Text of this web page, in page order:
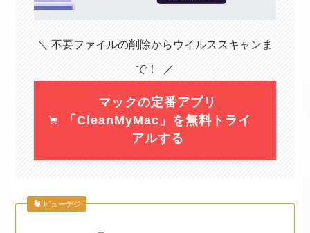
＼ 不要ファイルの削除からウイルススキャンま
で！ ／
マックの定番アプリ
「CleanMyMac」を無料トライ
アルする
ビューデジ